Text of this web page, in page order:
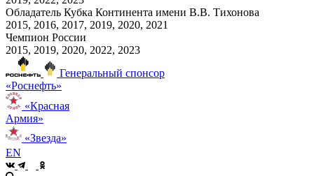
Обладатель Кубка Континента имени В.В. Тихонова
2015, 2016, 2017, 2019, 2020, 2021
Чемпион России
2015, 2019, 2020, 2022, 2023
Генеральный спонсор
«Роснефть»
«Красная
Армия»
«Звезда»
EN